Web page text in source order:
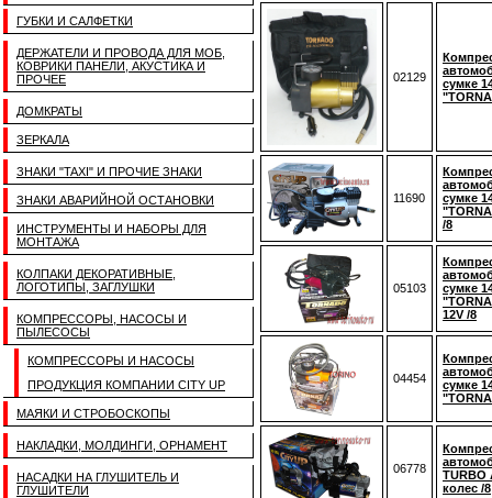
ГУБКИ И САЛФЕТКИ
ДЕРЖАТЕЛИ И ПРОВОДА ДЛЯ МОБ,
КОВРИКИ ПАНЕЛИ, АКУСТИКА И
ПРОЧЕЕ
ДОМКРАТЫ
ЗЕРКАЛА
ЗНАКИ "TAXI" И ПРОЧИЕ ЗНАКИ
ЗНАКИ АВАРИЙНОЙ ОСТАНОВКИ
ИНСТРУМЕНТЫ И НАБОРЫ ДЛЯ
МОНТАЖА
КОЛПАКИ ДЕКОРАТИВНЫЕ,
ЛОГОТИПЫ, ЗАГЛУШКИ
КОМПРЕССОРЫ, НАСОСЫ И
ПЫЛЕСОСЫ
КОМПРЕССОРЫ И НАСОСЫ
ПРОДУКЦИЯ КОМПАНИИ CITY UP
МАЯКИ И СТРОБОСКОПЫ
НАКЛАДКИ, МОЛДИНГИ, ОРНАМЕНТ
НАСАДКИ НА ГЛУШИТЕЛЬ И
ГЛУШИТЕЛИ
02129
сумке
11690
сумке
/8
05103
сумке
12V /8
04454
сумке
06778
TURBO
колес /8